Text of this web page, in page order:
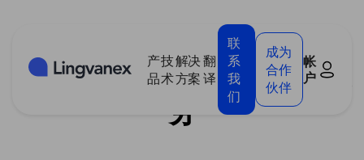
产
品
技
术
解决
方案
翻
译
联
系
我
们
成为
合作
伙伴
帐
户
中东银行:加强客户支持服
务